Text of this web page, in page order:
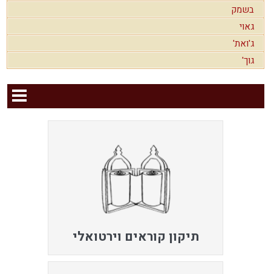
בשמק
גאוי
ג'ואת'
גוך'
תיקון קוראים וירטואלי